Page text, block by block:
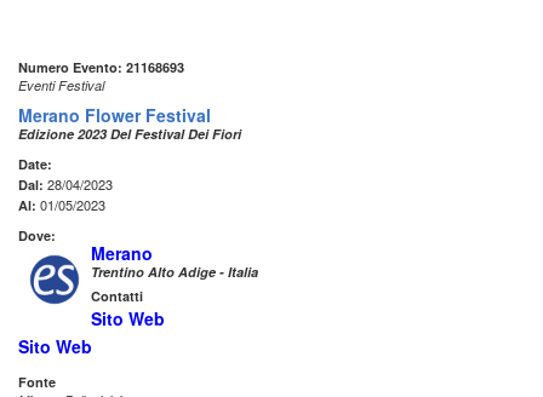
Numero Evento: 21168693
Eventi Festival
Merano Flower Festival
Edizione 2023 Del Festival Dei Fiori
Date:
Dal: 28/04/2023
Al: 01/05/2023
Dove:
Merano
Trentino Alto Adige - Italia
Contatti
Sito Web
Sito Web
Fonte